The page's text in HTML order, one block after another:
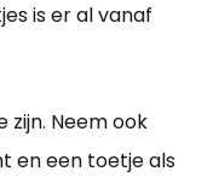
is er al vanaf
Neem ook
en een toetje als